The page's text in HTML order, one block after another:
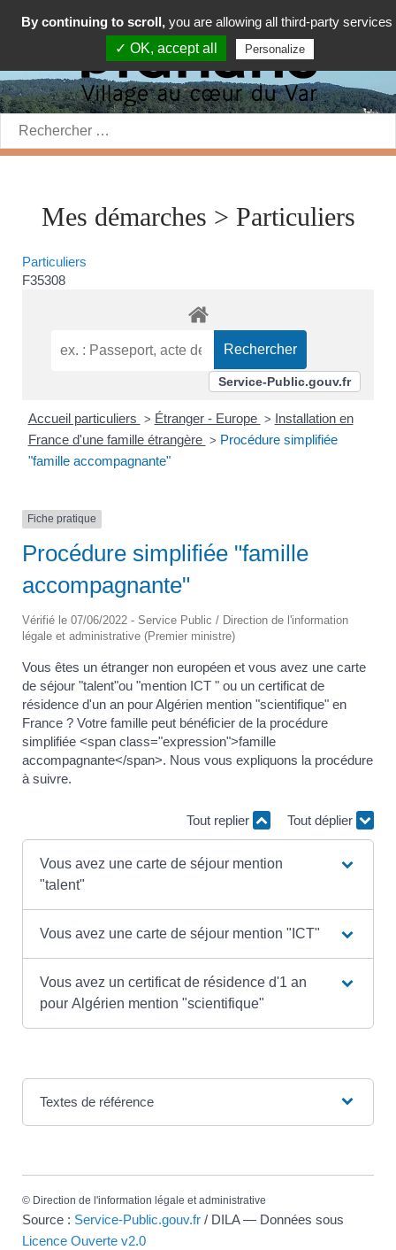
Rechercher:
Mes démarches > Particuliers
Particuliers
F35308
Service-Public.gouv.fr
Accueil particuliers > Étranger - Europe > Installation en
France d'une famille étrangère > Procédure simplifiée
"famille accompagnante"
Fiche pratique
Procédure simplifiée "famille
accompagnante"
Vérifié le 07/06/2022 - Service Public / Direction de l'information
légale et administrative (Premier ministre)
Vous êtes un étranger non européen et vous avez une carte
de séjour "talent"ou "mention ICT " ou un certificat de
résidence d'un an pour Algérien mention "scientifique" en
France ? Votre famille peut bénéficier de la procédure
simplifiée <span class="expression">famille
accompagnante</span>. Nous vous expliquons la procédure
à suivre.
Tout replier Tout déplier
Vous avez une carte de séjour mention
"talent"
Vous avez une carte de séjour mention "ICT"
Vous avez un certificat de résidence d'1 an
pour Algérien mention "scientifique"
Textes de référence
© Direction de l'information légale et administrative
Source : Service-Public.gouv.fr / DILA — Données sous
Licence Ouverte v2.0
By continuing to scroll, you are allowing all third-party services
✓ OK, accept all
Personalize